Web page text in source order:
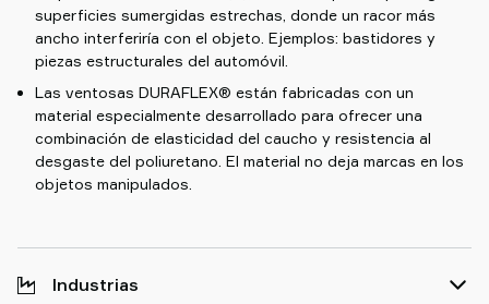
superficies sumergidas estrechas, donde un racor más
ancho interferiría con el objeto. Ejemplos: bastidores y
piezas estructurales del automóvil.
Las ventosas DURAFLEX® están fabricadas con un
material especialmente desarrollado para ofrecer una
combinación de elasticidad del caucho y resistencia al
desgaste del poliuretano. El material no deja marcas en los
objetos manipulados.
Industrias